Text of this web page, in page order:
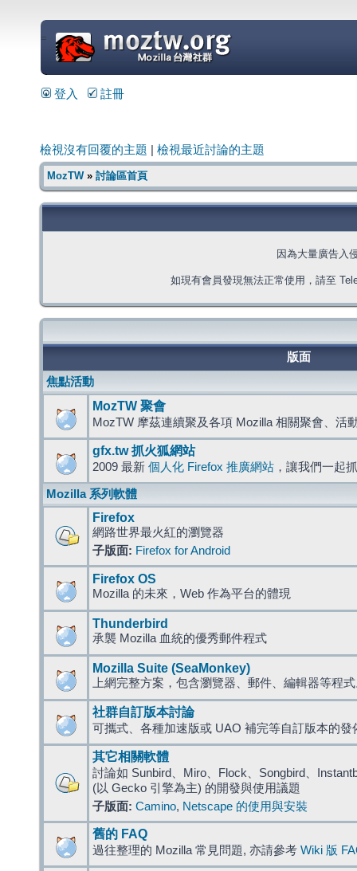
=
登入 註冊
檢視沒有回覆的主題 檢視最近討論的主題
MozTW» 討論區首頁
因為大量廣告入
如現有會員發現無法正常使用，請至
版面
焦點活動
MozTW 聚會
MozTW 摩茲連續聚及各項 Mozilla 相關聚會、活
gfx.tw 抓火狐網站
2009 最新 個人化 Firefox 推廣網站 ，讓我們一起
Mozilla 系列軟體
Firefox
網路世界最火紅的瀏覽器
子版面: Firefox for Android
Firefox OS
Mozilla 的未來，Web 作為平台的體現
Thunderbird
承襲 Mozilla 血統的優秀郵件程式
Mozilla Suite (SeaMonkey)
上網完整方案，包含瀏覽器、郵件、編輯器等程
社群自訂版本討論
可攜式、各種加速版或 UAO 補完等自訂版本的發
其它相關軟體
討論如 Sunbird、Miro、Flock、Songbird、
(以 Gecko 引擎為主) 的開發與使用議題
子版面: Camino, Netscape 的使用與安裝
舊的 FAQ
過往整理的 Mozilla 常見問題, 亦請參考 Wiki 版